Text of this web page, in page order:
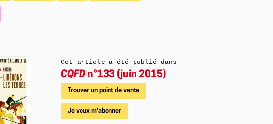
Cet article a été publié dans
CQFD n°133 (juin 2015)
Trouver un point de vente
Je veux m'abonner